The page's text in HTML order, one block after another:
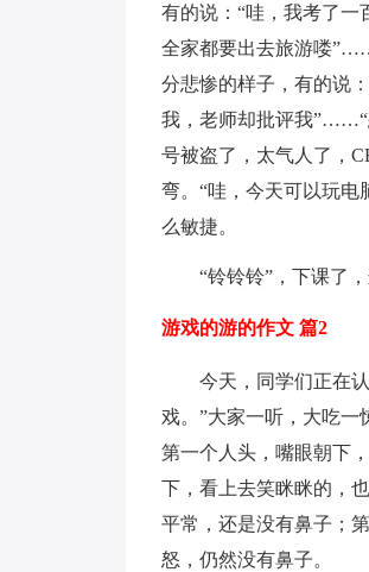
有的说：“哇，我考了一
全家都要出去旅游喽
分悲惨的样子，有的说
我，老师却批评我”……“
号被盗了，太气人了，
弯。“哇，今天可以玩
么敏捷。
“铃铃铃”，下课了，
游戏的游的作文 篇2
今天，同学们正在认
戏。”大家一听，大吃一
第一个人头，嘴眼朝下
下，看上去笑眯眯的，
平常，还是没有鼻子；
怒，仍然没有鼻子。